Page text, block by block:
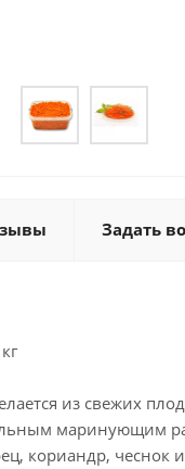
Задать
из свежих
маринующим
кориандр, чеснок